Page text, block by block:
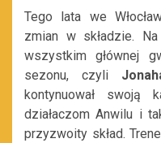
Tego lata we
zmian w składzie.
wszystkim głównej
sezonu, czyli
kontynuował swoją
działaczom Anwilu i
przyzwoity skład.